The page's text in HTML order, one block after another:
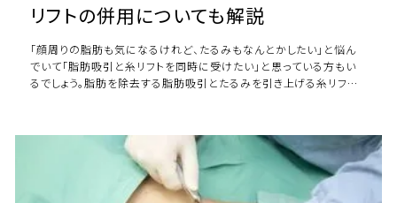
リフトの併用についても解説
「顔周りの脂肪も気になるけれど、たるみもなんとかしたい」と悩ん
でいて「脂肪吸引と糸リフトを同時に受けたい」と思っている方もい
るでしょう。脂肪を除去する脂肪吸引とたるみを引き上げる糸リフト